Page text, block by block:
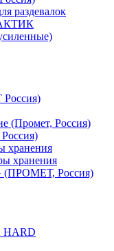
раздевалок
(Промет, Россия)
хранения
хранения
(ПРОМЕТ, Россия)
HARD